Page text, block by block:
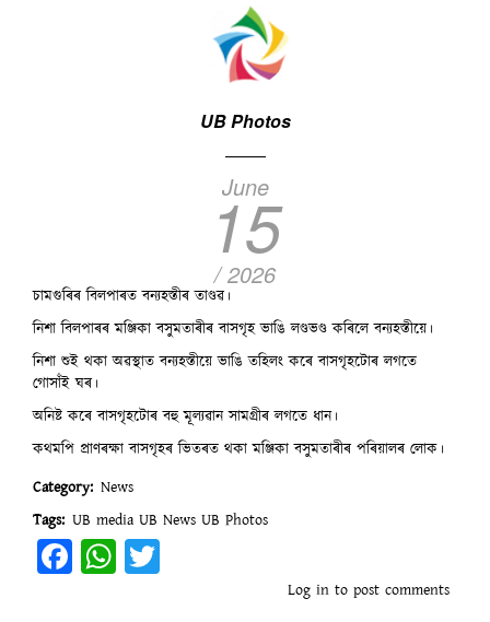
UB Photos
June
15
/ 2026
চামগুৰিৰ বিলপাৰত বন্যহস্তীৰ তাণ্ডৱ।
নিশা বিলপাৰৰ মঞ্জিকা বসুমতাৰীৰ বাসগৃহ ভাঙি লণ্ডভণ্ড কৰিলে বন্যহস্তীয়ে।
নিশা শুই থকা অৱস্থাত বন্যহস্তীয়ে ভাঙি তহিলং কৰে বাসগৃহটোৰ লগতে
গোসাঁই ঘৰ।
অনিষ্ট কৰে বাসগৃহটোৰ বহু মূল্যৱান সামগ্ৰীৰ লগতে ধান।
কথমপি প্ৰাণৰক্ষা বাসগৃহৰ ভিতৰত থকা মঞ্জিকা বসুমতাৰীৰ পৰিয়ালৰ লোক।
Category News
Tags UB media UB News UB Photos
Facebook
WhatsApp
Log in to post comments